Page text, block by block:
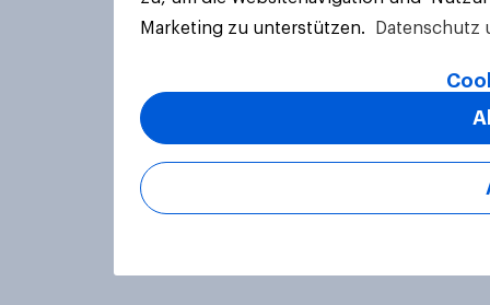
Marketing zu unterstützen.
Datenschutz